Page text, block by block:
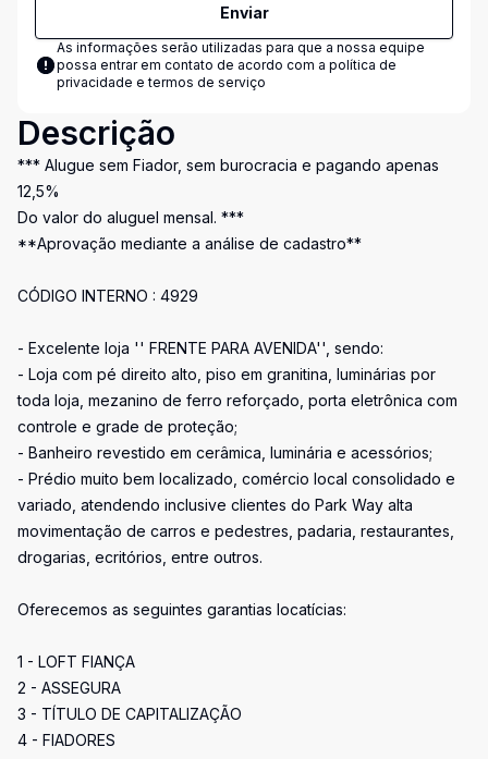
Enviar
As informações serão utilizadas para que a nossa equipe
possa entrar em contato de acordo com a política de
privacidade e termos de serviço
Descrição
*** Alugue sem Fiador, sem burocracia e pagando apenas
12,5%
Do valor do aluguel mensal. ***
**Aprovação mediante a análise de cadastro**
CÓDIGO INTERNO : 4929
- Excelente loja '' FRENTE PARA AVENIDA'', sendo:
- Loja com pé direito alto, piso em granitina, luminárias por
toda loja, mezanino de ferro reforçado, porta eletrônica com
controle e grade de proteção;
- Banheiro revestido em cerâmica, luminária e acessórios;
- Prédio muito bem localizado, comércio local consolidado e
variado, atendendo inclusive clientes do Park Way alta
movimentação de carros e pedestres, padaria, restaurantes,
drogarias, ecritórios, entre outros.
Oferecemos as seguintes garantias locatícias:
1 - LOFT FIANÇA
2 - ASSEGURA
3 - TÍTULO DE CAPITALIZAÇÃO
4 - FIADORES